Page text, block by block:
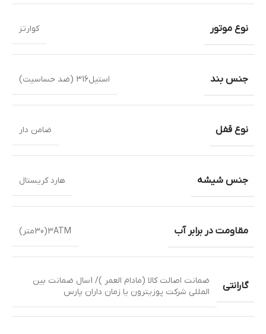
نوع موتور کوارتز
جنس بند استیل316 (ضد حساسیت)
نوع قفل ضامن دار
جنس شیشه هارد کریستال
مقاومت در برابر آب 3ATM(30متر)
گارانتی
ضمانت اصالت کالا (مادام العمر )/ 1سال ضمانت بین
المللی شرکت پوزیترون یا زمان داران پارس